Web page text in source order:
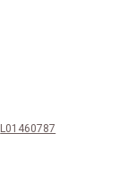
L01460787